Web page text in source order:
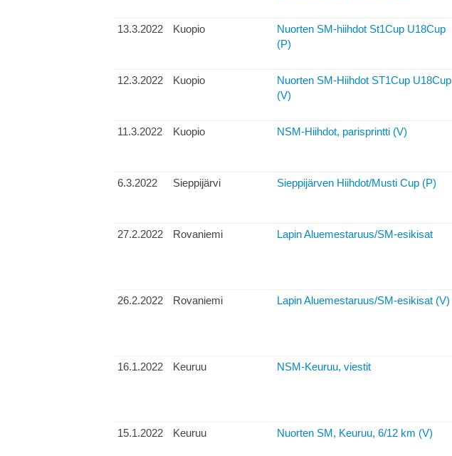
13.3.2022
Kuopio
Nuorten SM-hiihdot St1Cup U18Cup
(P)
12.3.2022 Kuopio
Nuorten SM-Hiihdot ST1Cup U18Cup
(V)
11.3.2022 Kuopio NSM-Hiihdot, parisprintti (V)
6.3.2022 Sieppijärvi Sieppijärven Hiihdot/Musti Cup (P)
27.2.2022 Rovaniemi Lapin Aluemestaruus/SM-esikisat
26.2.2022 Rovaniemi Lapin Aluemestaruus/SM-esikisat (V)
16.1.2022 Keuruu NSM-Keuruu, viestit
15.1.2022 Keuruu Nuorten SM, Keuruu, 6/12 km (V)